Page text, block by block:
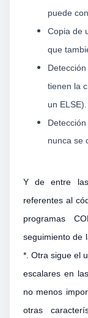
puede
Copia de
que
tienen la
un ELSE).
nunca se
Y de entre
referentes al
programas
seguimiento de
*. Otra sigue el
escalares en
no menos
otras